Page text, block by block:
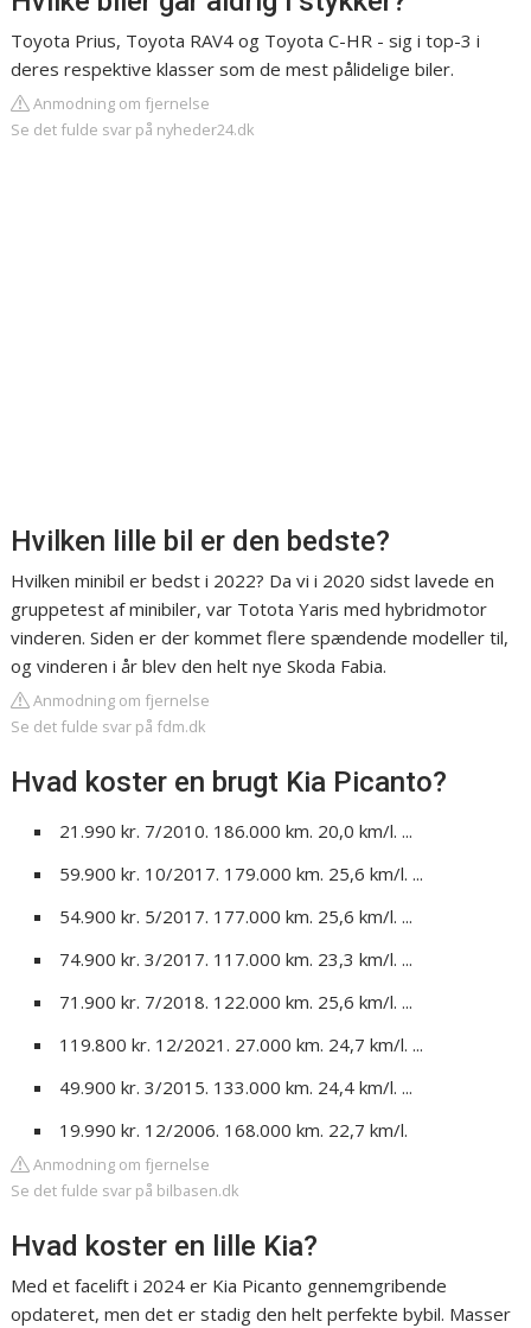
Toyota Prius, Toyota RAV4 og Toyota C-HR - sig i top-3 i
deres respektive klasser som de mest pålidelige biler.
Anmodning om fjernelse
Se det fulde svar på nyheder24.dk
Hvilken lille bil er den bedste?
Hvilken minibil er bedst i 2022? Da vi i 2020 sidst lavede en
gruppetest af minibiler, var Totota Yaris med hybridmotor
vinderen. Siden er der kommet flere spændende modeller til,
og vinderen i år blev den helt nye Skoda Fabia.
Anmodning om fjernelse
Se det fulde svar på fdm.dk
Hvad koster en brugt Kia Picanto?
21.990 kr. 7/2010. 186.000 km. 20,0 km/l. ...
59.900 kr. 10/2017. 179.000 km. 25,6 km/l. ...
54.900 kr. 5/2017. 177.000 km. 25,6 km/l. ...
74.900 kr. 3/2017. 117.000 km. 23,3 km/l. ...
71.900 kr. 7/2018. 122.000 km. 25,6 km/l. ...
119.800 kr. 12/2021. 27.000 km. 24,7 km/l. ...
49.900 kr. 3/2015. 133.000 km. 24,4 km/l. ...
19.990 kr. 12/2006. 168.000 km. 22,7 km/l.
Anmodning om fjernelse
Se det fulde svar på bilbasen.dk
Hvad koster en lille Kia?
Med et facelift i 2024 er Kia Picanto gennemgribende
opdateret, men det er stadig den helt perfekte bybil. Masser